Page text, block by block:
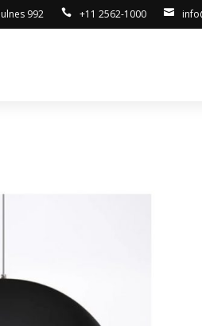
992 +11 2562-1000